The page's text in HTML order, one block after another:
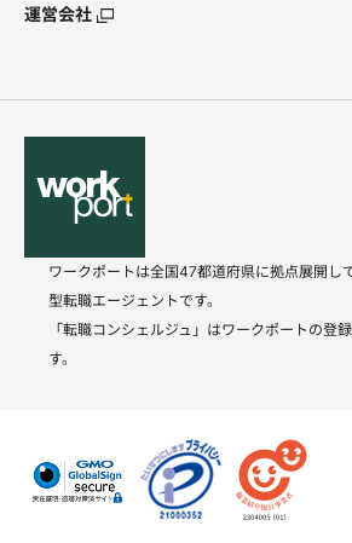
運営会社
ワークポートは全国47都道府県に拠点展開し
型転職エージェントです。
「転職コンシェルジュ」はワークポートの登
す。